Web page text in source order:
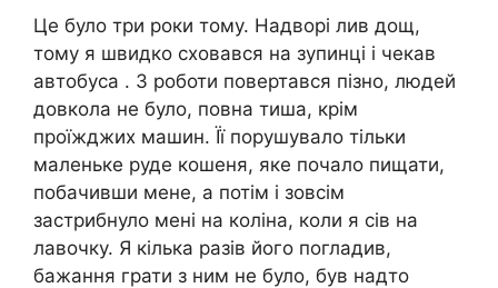
Це було три роки тому. Надворі лив дощ,
тому я швидко сховався на зупинці і чекав
автобуса . З роботи повертався пізно, людей
довкола не було, повна тиша, крім
проїжджих машин. Її порушувало тільки
маленьке руде кошеня, яке почало пищати,
побачивши мене, а потім і зовсім
застрибнуло мені на коліна, коли я сів на
лавочку. Я кілька разів його погладив,
бажання грати з ним не було, був надто